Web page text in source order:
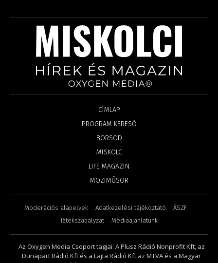
CÍMLAP
PROGRAM KERESŐ
BORSOD
MISKOLC
LIFE MAGAZIN
MOZIMŰSOR
Moderációs alapelvek Adatkezelési tájékoztató
ÁSZF
Játékszabályzat
Médiaajánlatunk
Az Oxygen Media Csoport tagjai: A Plusz Rádió Nonprofit Kft, az
Dunapart Rádió Kft és a Lajta Rádió Kft az MTVA és a Magyar